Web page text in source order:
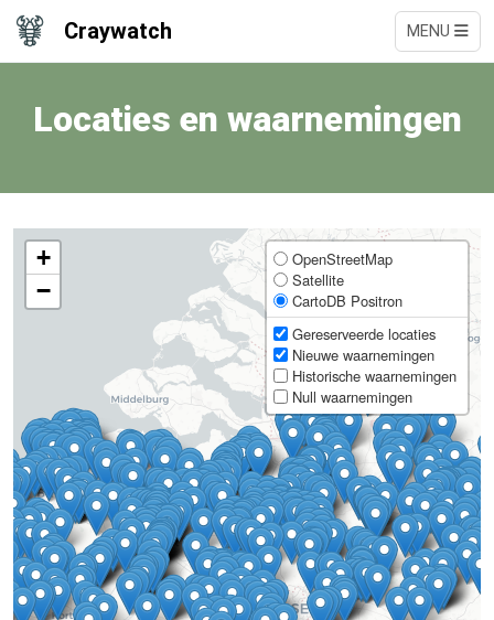
Craywatch MENU
Locaties en waarnemingen
+
−
OpenStreetMap
Satellite
CartoDB Positron
Gereserveerde locaties
Nieuwe waarnemingen
Historische waarnemingen
Null waarnemingen